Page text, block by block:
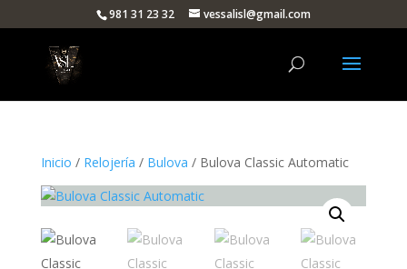
981 31 23 32 vessalisl@gmail.com
Inicio / Relojería / Bulova / Bulova Classic Automatic